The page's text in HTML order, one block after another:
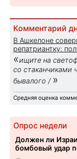
Комментарий
В Ашкелоне
репатриантку:
«ищите на
со стаканчиками
бывалого / »
Средняя оценка
Опрос недели
Должен ли
бомбовый удар